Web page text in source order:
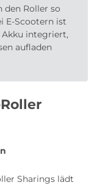
den Roller so
E-Scootern ist
Akku integriert,
aufladen
Sharings lädt